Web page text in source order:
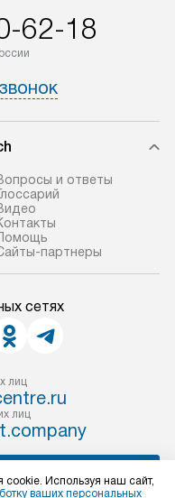
62-18
и ответы
партнеры
сетях
лиц
лиц
cookie. Используя наш сайт,
ваших персональных